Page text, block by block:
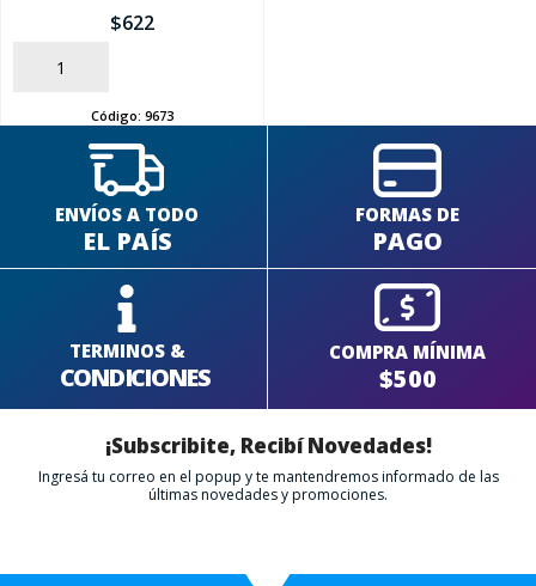
$622
AÑADIR
Código: 9673
ENVÍOS A TODO
EL PAÍS
FORMAS DE
PAGO
TERMINOS &
CONDICIONES
COMPRA MÍNIMA
$500
¡Subscribite, Recibí Novedades!
Ingresá tu correo en el popup y te mantendremos informado de las
últimas novedades y promociones.